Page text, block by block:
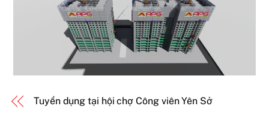
Tuyển dụng tại hội chợ Công viên Yên Sở